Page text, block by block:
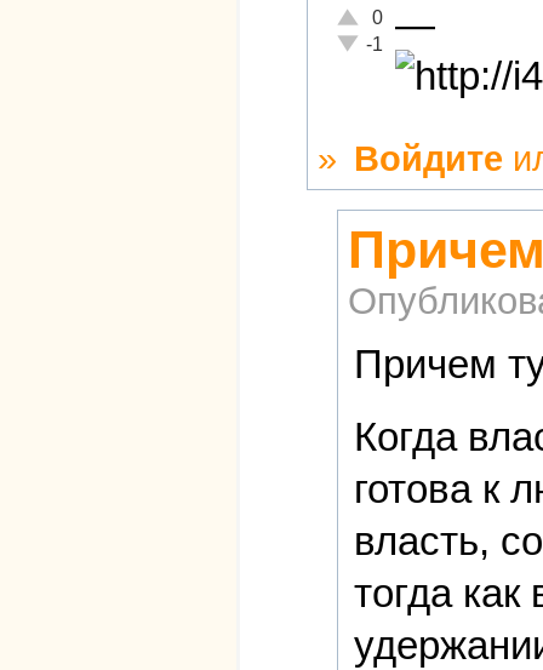
Отлично!
0
Неадекватно!
-1 —
» Войдите
Причем
Когда
готова к
власть,
тогда